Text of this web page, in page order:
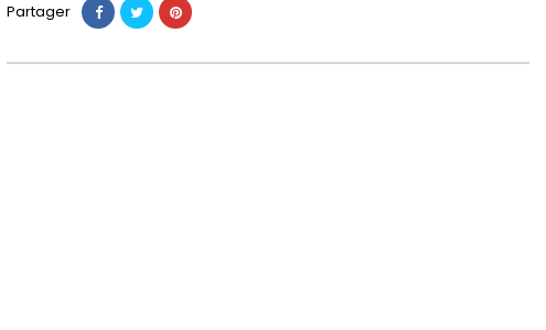
Partager